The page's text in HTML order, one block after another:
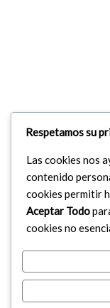
Respetamos su
Las cookies nos
contenido
cookies permitir
Aceptar Todo
cookies no